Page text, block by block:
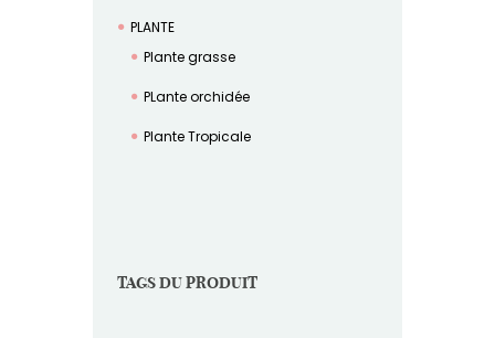
PLANTE
Plante grasse
PLante orchidée
Plante Tropicale
TAGS DU PRODUIT